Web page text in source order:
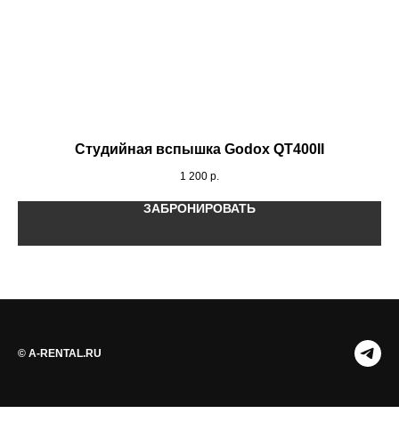
Студийная вспышка Godox QT400II
1 200 р.
ЗАБРОНИРОВАТЬ
© A-RENTAL.RU